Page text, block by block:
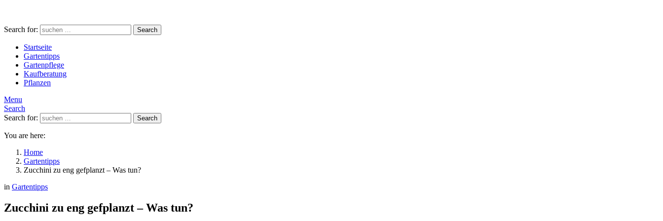
Search for: Search
Startseite
Gartentipps
Gartenpflege
Kaufberatung
Pflanzen
Menu
Search
Search for:
Search
You are here:
Home
Gartentipps
Zucchini zu eng gefplanzt – Was tun?
in Gartentipps
Zucchini zu eng gefplanzt – Was tun?